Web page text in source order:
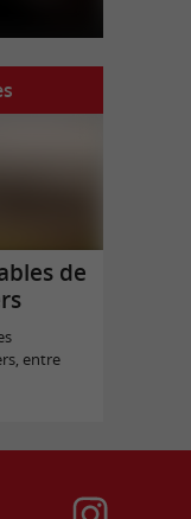
de
entre